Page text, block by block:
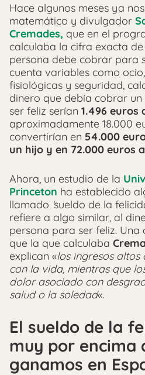
Hace algunos meses ya
matemático y divulgador
Cremades, que en el
calculaba la cifra exacta
persona debe cobrar para
cuenta variables como
fisiológicas y seguridad,
dinero que debía cobrar
ser feliz serían 1.496 euros
aproximadamente 18.000
convertirían en 54.000
un hijo y en 72.000 euros
Ahora, un estudio de la
Princeton ha establecido
llamado sueldo de la
refiere a algo similar, al
persona para ser feliz.
que la que calculaba
explican «los ingresos
con la vida, mientras que
dolor asociado con
salud o la soledad«.
El sueldo de la
muy por encima
ganamos en